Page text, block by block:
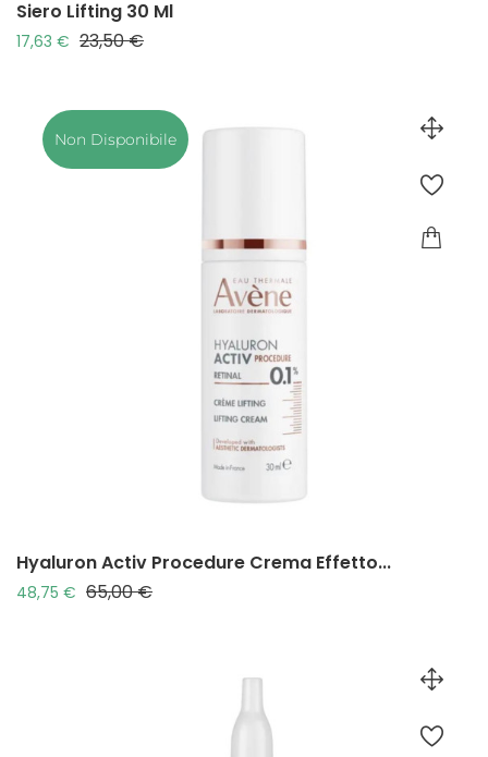
Siero Lifting 30 Ml
17,63 € Prezzo base
23,50 €Prezzo
Non Disponibile
Hyaluron Activ Procedure Crema Effetto...
48,75 € Prezzo base
65,00 €Prezzo